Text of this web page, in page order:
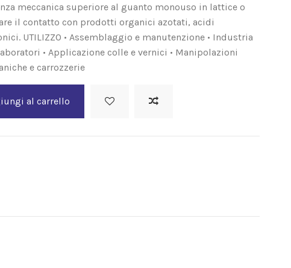
meccanica superiore al guanto monouso in lattice o
il contatto con prodotti organici azotati, acidi
UTILIZZO • Assemblaggio e manutenzione • Industria
• Applicazione colle e vernici • Manipolazioni
e carrozzerie
al carrello